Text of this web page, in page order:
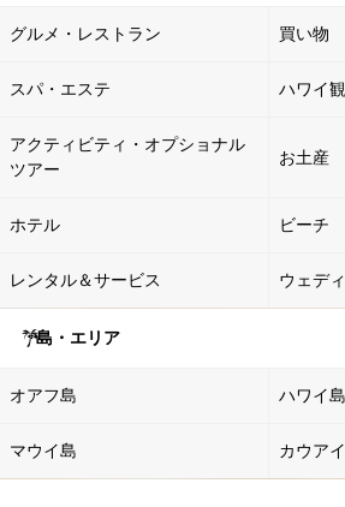
グルメ・レストラン 買い物
スパ・エステ ハワイ
アクティビティ・オプショナル
ツアー
お土産
ホテル ビーチ
レンタル＆サービス ウェデ
島・エリア
オアフ島 ハワイ島
マウイ島 カウア